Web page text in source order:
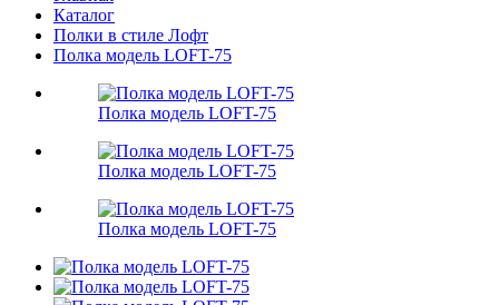
Каталог
Полки в стиле Лофт
Полка модель LOFT-75
Полка модель LOFT-75
Полка модель LOFT-75
Полка модель LOFT-75